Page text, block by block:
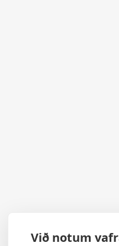
Við notum